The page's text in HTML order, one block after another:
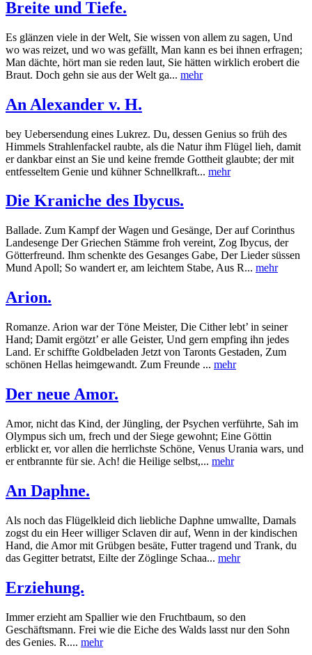
Breite und Tiefe.
Es glänzen viele in der Welt, Sie wissen von allem zu sagen, Und
wo was reizet, und wo was gefällt, Man kann es bei ihnen erfragen;
Man dächte, hört man sie reden laut, Sie hätten wirklich erobert die
Braut. Doch gehn sie aus der Welt ga... mehr
An Alexander v. H.
bey Uebersendung eines Lukrez. Du, dessen Genius so früh des
Himmels Strahlenfackel raubte, als die Natur ihm Flügel lieh, damit
er dankbar einst an Sie und keine fremde Gottheit glaubte; der mit
entfesseltem Genie und kühner Schnellkraft... mehr
Die Kraniche des Ibycus.
Ballade. Zum Kampf der Wagen und Gesänge, Der auf Corinthus
Landesenge Der Griechen Stämme froh vereint, Zog Ibycus, der
Götterfreund. Ihm schenkte des Gesanges Gabe, Der Lieder süssen
Mund Apoll; So wandert er, am leichtem Stabe, Aus R... mehr
Arion.
Romanze. Arion war der Töne Meister, Die Cither lebt’ in seiner
Hand; Damit ergötzt’ er alle Geister, Und gern empfing ihn jedes
Land. Er schiffte Goldbeladen Jetzt von Taronts Gestaden, Zum
schönen Hellas heimgewandt. Zum Freunde ... mehr
Der neue Amor.
Amor, nicht das Kind, der Jüngling, der Psychen verführte, Sah im
Olympus sich um, frech und der Siege gewohnt; Eine Göttin
erblickt er, vor allen die herrlichste Schöne, Venus Urania wars, und
er entbrannte für sie. Ach! die Heilige selbst,... mehr
An Daphne.
Als noch das Flügelkleid dich liebliche Daphne umwallte, Damals
zogst du ein Heer williger Sclaven dir auf, Wenn in der kindischen
Hand, die Amor mit Grübgen besäte, Futter tragend und Trank, du
das Gegitter betratst, Eilte der Zöglinge Schaa... mehr
Erziehung.
Immer erzieht am Spallier wie den Fruchtbaum, so den
Geschäftsmann. Frei wie die Eiche des Walds lasst nur den Sohn
des Genies. R.... mehr